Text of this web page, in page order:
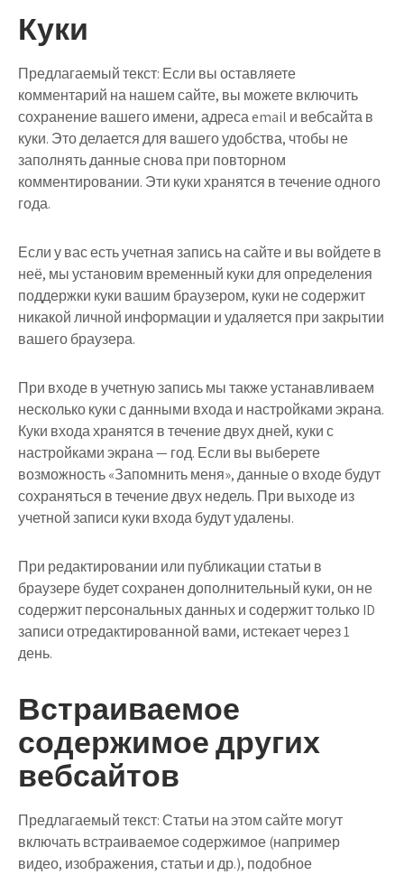
Куки
Предлагаемый текст: Если вы оставляете
комментарий на нашем сайте, вы можете включить
сохранение вашего имени, адреса email и вебсайта в
куки. Это делается для вашего удобства, чтобы не
заполнять данные снова при повторном
комментировании. Эти куки хранятся в течение одного
года.
Если у вас есть учетная запись на сайте и вы войдете в
неё, мы установим временный куки для определения
поддержки куки вашим браузером, куки не содержит
никакой личной информации и удаляется при закрытии
вашего браузера.
При входе в учетную запись мы также устанавливаем
несколько куки с данными входа и настройками экрана.
Куки входа хранятся в течение двух дней, куки с
настройками экрана — год. Если вы выберете
возможность «Запомнить меня», данные о входе будут
сохраняться в течение двух недель. При выходе из
учетной записи куки входа будут удалены.
При редактировании или публикации статьи в
браузере будет сохранен дополнительный куки, он не
содержит персональных данных и содержит только ID
записи отредактированной вами, истекает через 1
день.
Встраиваемое
содержимое других
вебсайтов
Предлагаемый текст:Статьи на этом сайте могут
включать встраиваемое содержимое (например
видео, изображения, статьи и др.), подобное